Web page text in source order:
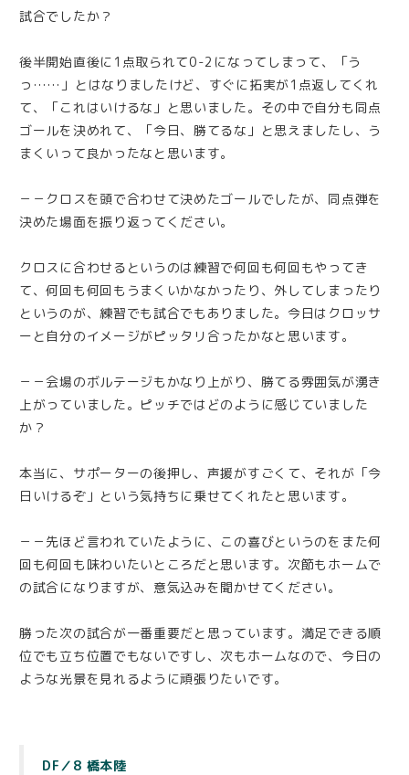
試合でしたか？
後半開始直後に1点取られて0-2になってしまって、「う
っ……」とはなりましたけど、すぐに拓実が1点返してくれ
て、「これはいけるな」と思いました。その中で自分も同点
ゴールを決めれて、「今日、勝てるな」と思えましたし、う
まくいって良かったなと思います。
－－クロスを頭で合わせて決めたゴールでしたが、同点弾を
決めた場面を振り返ってください。
クロスに合わせるというのは練習で何回も何回もやってき
て、何回も何回もうまくいかなかったり、外してしまったり
というのが、練習でも試合でもありました。今日はクロッサ
ーと自分のイメージがピッタリ合ったかなと思います。
－－会場のボルテージもかなり上がり、勝てる雰囲気が湧き
上がっていました。ピッチではどのように感じていました
か？
本当に、サポーターの後押し、声援がすごくて、それが「今
日いけるぞ」という気持ちに乗せてくれたと思います。
－－先ほど言われていたように、この喜びというのをまた何
回も何回も味わいたいところだと思います。次節もホームで
の試合になりますが、意気込みを聞かせてください。
勝った次の試合が一番重要だと思っています。満足できる順
位でも立ち位置でもないですし、次もホームなので、今日の
ような光景を見れるように頑張りたいです。
DF／8 橋本陸